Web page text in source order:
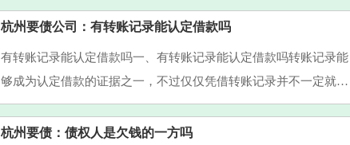
杭州要债公司：有转账记录能认定借款吗
有转账记录能认定借款吗一、有转账记录能认定借款吗转账记录能
够成为认定借款的证据之一，不过仅仅凭借转账记录并不一定就能
确凿地认定借款。倘若转账备注清楚地写着是借款，又或者双方有
其他能证明借款合意的证据来···
杭州要债：债权人是欠钱的一方吗